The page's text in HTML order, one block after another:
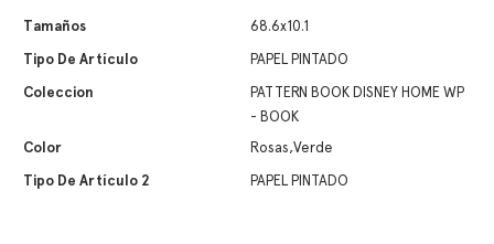
Tamaños
68.6x10.1
Tipo De Artículo
PAPEL PINTADO
Coleccion
PATTERN BOOK DISNEY HOME WP
- BOOK
Color
Rosas,Verde
Tipo De Artículo 2
PAPEL PINTADO